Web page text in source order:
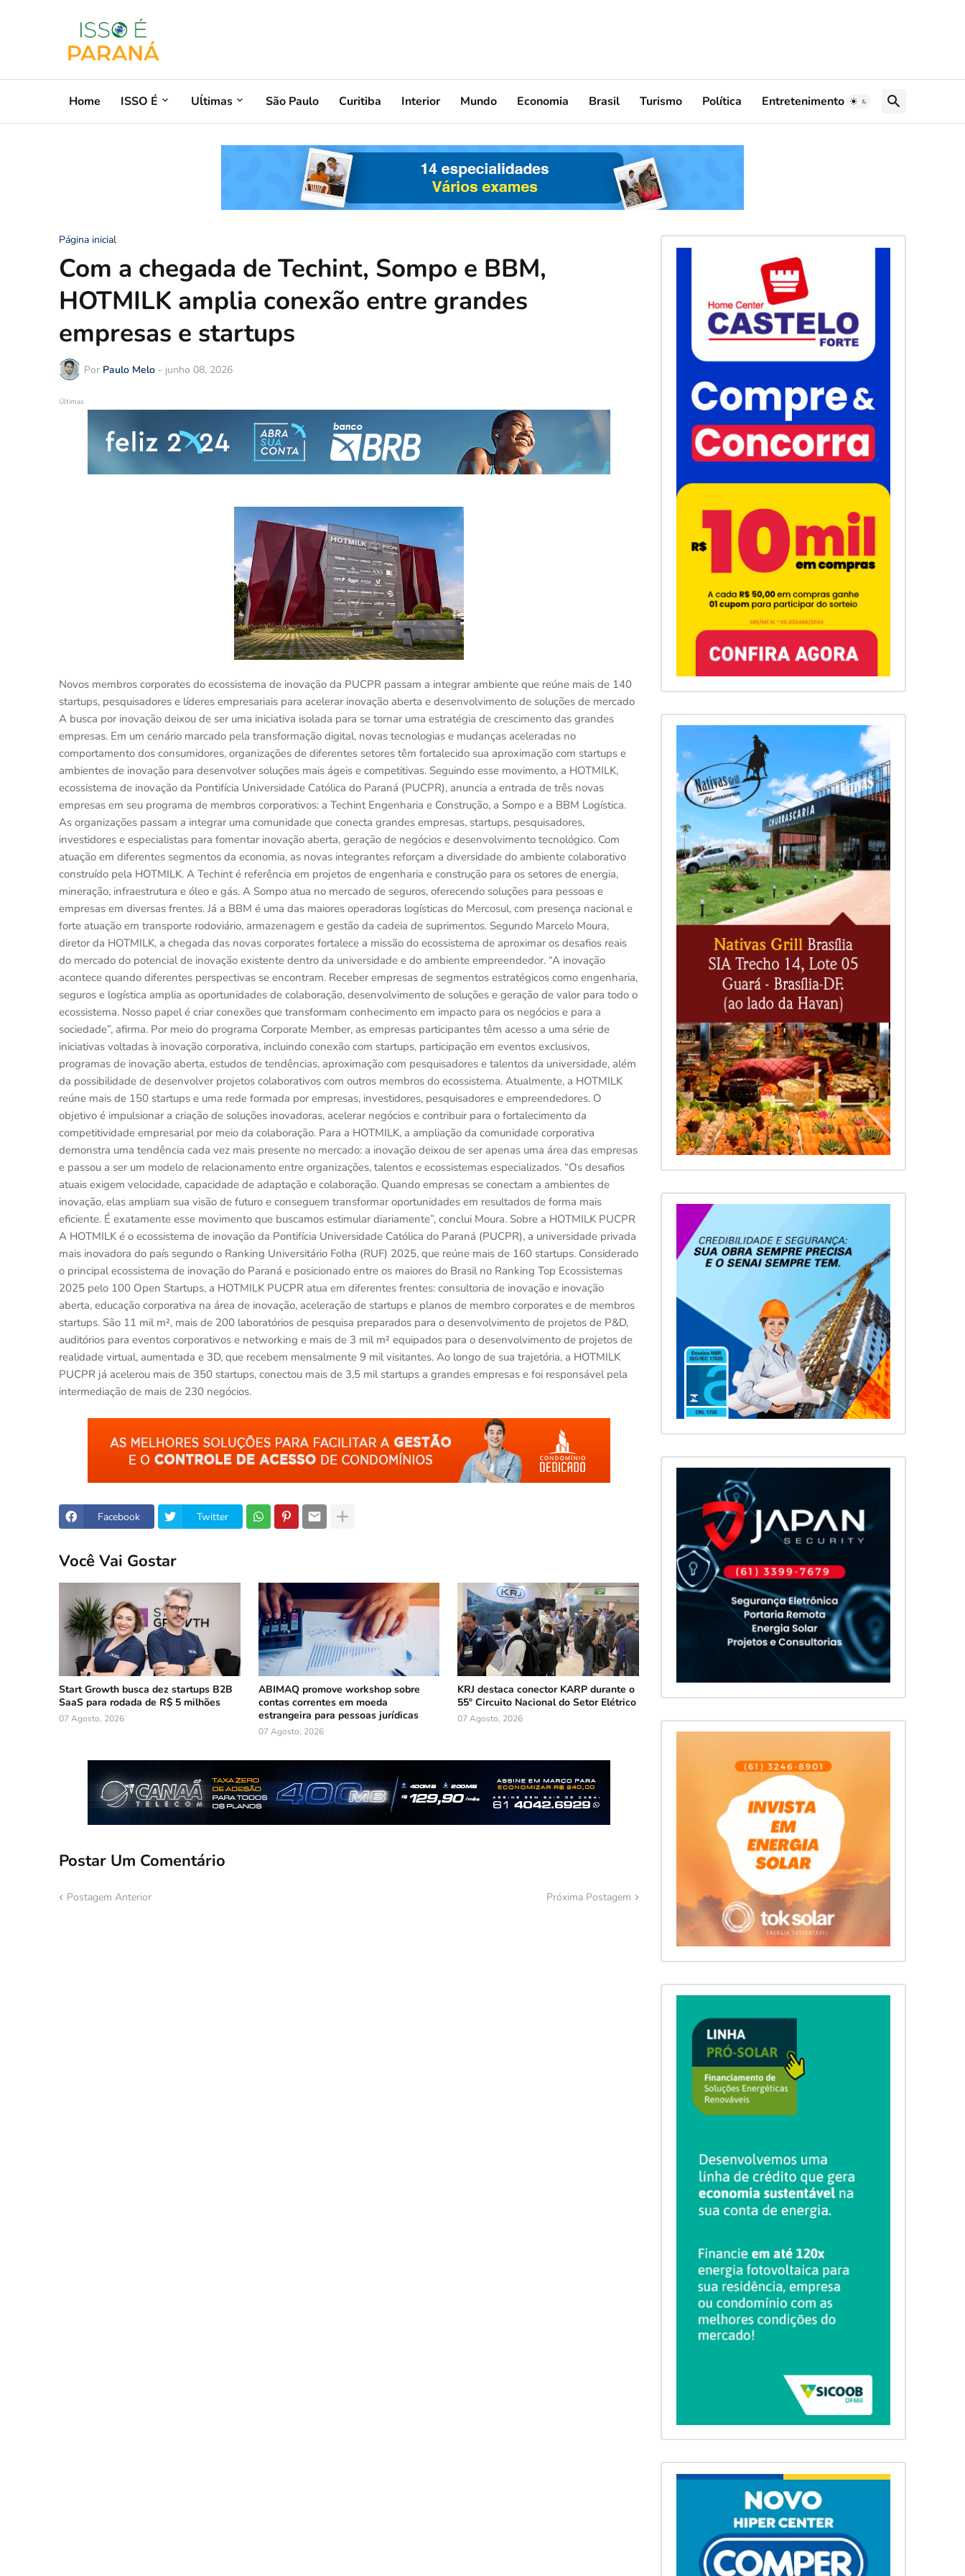
Home ISSO É Uĺtimas São Paulo Curitiba Interior Mundo Economia Brasil Turismo Política Entretenimento
Página inicial
Com a chegada de Techint, Sompo e BBM,
HOTMILK amplia conexão entre grandes
empresas e startups
Por Paulo Melo - junho 08, 2026
Últimas
Novos membros corporates do ecossistema de inovação da PUCPR passam a integrar ambiente que reúne mais de 140
startups, pesquisadores e líderes empresariais para acelerar inovação aberta e desenvolvimento de soluções de mercado
A busca por inovação deixou de ser uma iniciativa isolada para se tornar uma estratégia de crescimento das grandes
empresas. Em um cenário marcado pela transformação digital, novas tecnologias e mudanças aceleradas no
comportamento dos consumidores, organizações de diferentes setores têm fortalecido sua aproximação com startups e
ambientes de inovação para desenvolver soluções mais ágeis e competitivas. Seguindo esse movimento, a HOTMILK,
ecossistema de inovação da Pontifícia Universidade Católica do Paraná (PUCPR), anuncia a entrada de três novas
empresas em seu programa de membros corporativos: a Techint Engenharia e Construção, a Sompo e a BBM Logística.
As organizações passam a integrar uma comunidade que conecta grandes empresas, startups, pesquisadores,
investidores e especialistas para fomentar inovação aberta, geração de negócios e desenvolvimento tecnológico. Com
atuação em diferentes segmentos da economia, as novas integrantes reforçam a diversidade do ambiente colaborativo
construído pela HOTMILK. A Techint é referência em projetos de engenharia e construção para os setores de energia,
mineração, infraestrutura e óleo e gás. A Sompo atua no mercado de seguros, oferecendo soluções para pessoas e
empresas em diversas frentes. Já a BBM é uma das maiores operadoras logísticas do Mercosul, com presença nacional e
forte atuação em transporte rodoviário, armazenagem e gestão da cadeia de suprimentos. Segundo Marcelo Moura,
diretor da HOTMILK, a chegada das novas corporates fortalece a missão do ecossistema de aproximar os desafios reais
do mercado do potencial de inovação existente dentro da universidade e do ambiente empreendedor. “A inovação
acontece quando diferentes perspectivas se encontram. Receber empresas de segmentos estratégicos como engenharia,
seguros e logística amplia as oportunidades de colaboração, desenvolvimento de soluções e geração de valor para todo o
ecossistema. Nosso papel é criar conexões que transformam conhecimento em impacto para os negócios e para a
sociedade”, afirma. Por meio do programa Corporate Member, as empresas participantes têm acesso a uma série de
iniciativas voltadas à inovação corporativa, incluindo conexão com startups, participação em eventos exclusivos,
programas de inovação aberta, estudos de tendências, aproximação com pesquisadores e talentos da universidade, além
da possibilidade de desenvolver projetos colaborativos com outros membros do ecossistema. Atualmente, a HOTMILK
reúne mais de 150 startups e uma rede formada por empresas, investidores, pesquisadores e empreendedores. O
objetivo é impulsionar a criação de soluções inovadoras, acelerar negócios e contribuir para o fortalecimento da
competitividade empresarial por meio da colaboração. Para a HOTMILK, a ampliação da comunidade corporativa
demonstra uma tendência cada vez mais presente no mercado: a inovação deixou de ser apenas uma área das empresas
e passou a ser um modelo de relacionamento entre organizações, talentos e ecossistemas especializados. “Os desafios
atuais exigem velocidade, capacidade de adaptação e colaboração. Quando empresas se conectam a ambientes de
inovação, elas ampliam sua visão de futuro e conseguem transformar oportunidades em resultados de forma mais
eficiente. É exatamente esse movimento que buscamos estimular diariamente”, conclui Moura. Sobre a HOTMILK PUCPR
A HOTMILK é o ecossistema de inovação da Pontifícia Universidade Católica do Paraná (PUCPR), a universidade privada
mais inovadora do país segundo o Ranking Universitário Folha (RUF) 2025, que reúne mais de 160 startups. Considerado
o principal ecossistema de inovação do Paraná e posicionado entre os maiores do Brasil no Ranking Top Ecossistemas
2025 pelo 100 Open Startups, a HOTMILK PUCPR atua em diferentes frentes: consultoria de inovação e inovação
aberta, educação corporativa na área de inovação, aceleração de startups e planos de membro corporates e de membros
startups. São 11 mil m², mais de 200 laboratórios de pesquisa preparados para o desenvolvimento de projetos de P&D,
auditórios para eventos corporativos e networking e mais de 3 mil m² equipados para o desenvolvimento de projetos de
realidade virtual, aumentada e 3D, que recebem mensalmente 9 mil visitantes. Ao longo de sua trajetória, a HOTMILK
PUCPR já acelerou mais de 350 startups, conectou mais de 3,5 mil startups a grandes empresas e foi responsável pela
intermediação de mais de 230 negócios.
Facebook Twitter
Você Vai Gostar
Start Growth busca dez startups B2B
SaaS para rodada de R$ 5 milhões
07 Agosto, 2026
ABIMAQ promove workshop sobre
contas correntes em moeda
estrangeira para pessoas jurídicas
07 Agosto, 2026
KRJ destaca conector KARP durante o
55º Circuito Nacional do Setor Elétrico
07 Agosto, 2026
Postar Um Comentário
Postagem Anterior Próxima Postagem